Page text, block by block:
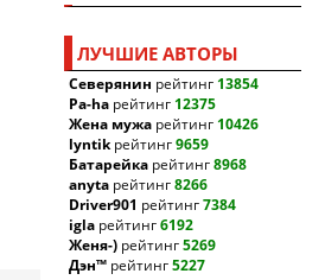
ЛУЧШИЕ АВТОРЫ
Северянин рейтинг 13854
Pa-ha рейтинг 12375
Жена мужа рейтинг 10426
lyntikрейтинг9659
Батарейка рейтинг8968
anyta рейтинг8266
Driver901 рейтинг7384
igla рейтинг6192
Женя-) рейтинг5269
Дэн™ рейтинг5227